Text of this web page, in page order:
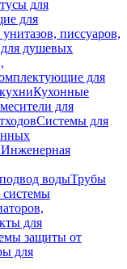
для
для
писсуаров,
душевых
для
Кухонные
для
Системы для
Инженерная
водыТрубы
для
защиты от
для